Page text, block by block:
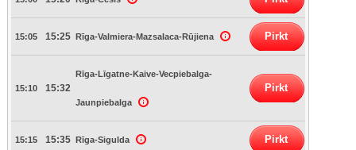
15:05 15:25 Rīga-Valmiera-Mazsalaca-Rūjiena Pirkt
15:10 15:32
Rīga-Līgatne-Kaive-Vecpiebalga-
Jaunpiebalga
Pirkt
15:15 15:35 Rīga-Sigulda Pirkt